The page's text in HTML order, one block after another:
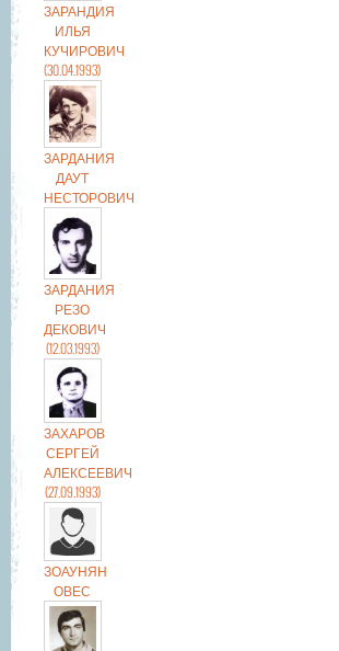
ЗАРАНДИЯ
ИЛЬЯ
КУЧИРОВИЧ
(30.04.1993)
ЗАРДАНИЯ
ДАУТ
НЕСТОРОВИЧ
ЗАРДАНИЯ
РЕЗО
ДЕКОВИЧ
(12.03.1993)
ЗАХАРОВ
СЕРГЕЙ
АЛЕКСЕЕВИЧ
(27.09.1993)
ЗОАУНЯН
ОВЕС